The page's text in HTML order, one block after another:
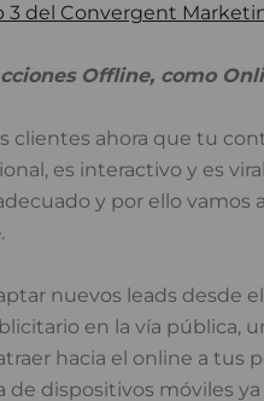
3 del Convergent
Offline, como
clientes ahora que tu
es interactivo y es
y por ello vamos
.
nuevos leads desde
en la vía pública,
hacia el online a tus
de dispositivos móviles ya